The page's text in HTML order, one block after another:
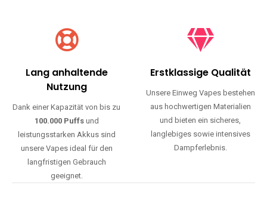
Lang anhaltende
Nutzung
Dank einer Kapazität von bis zu
100.000 Puffsund
leistungsstarken Akkus sind
unsere Vapes ideal für den
langfristigen Gebrauch
geeignet.
Erstklassige Qualität
Unsere Einweg Vapes bestehen
aus hochwertigen Materialien
und bieten ein sicheres,
langlebiges sowie intensives
Dampferlebnis.